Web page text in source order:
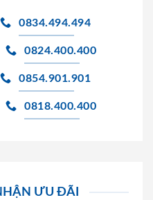
0834.494.494
0824.400.400
0854.901.901
0818.400.400
ƯU ĐÃI